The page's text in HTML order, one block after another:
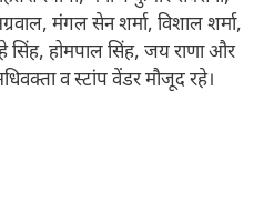
मंगल सेन शर्मा, विशाल शर्मा,
सिंह, होमपाल सिंह, जय राणा और
व स्टांप वेंडर मौजूद रहे।